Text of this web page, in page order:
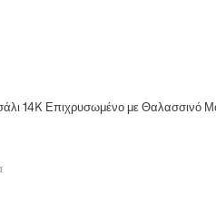
14K Επιχρυσωμένο με Θαλασσινό